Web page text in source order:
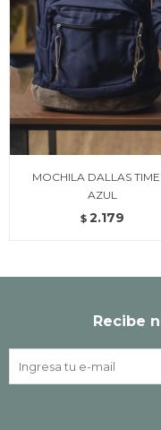
MOCHILA DALLAS
AZUL
$ 2.179
Recibe